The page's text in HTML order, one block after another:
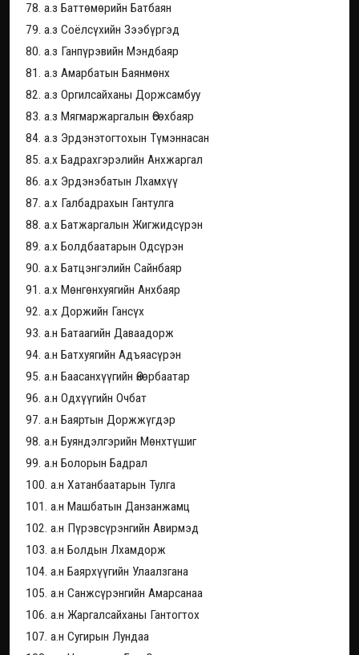
78. а.з Баттөмөрийн Батбаян
79. а.з Соёлсүхийн Зээбүргэд
80. а.з Ганпүрэвийн Мэндбаяр
81. а.з Амарбатын Баянмөнх
82. а.з Оргилсайханы Доржсамбуу
83. а.з Мягмаржаргалын Өсөхбаяр
84. а.з Эрдэнэтогтохын Түмэннасан
85. а.х Бадрахгэрэлийн Анхжаргал
86. а.х Эрдэнэбатын Лхамхүү
87. а.х Галбадрахын Гантулга
88. а.х Батжаргалын Жигжидсүрэн
89. а.х Болдбаатарын Одсүрэн
90. а.х Батцэнгэлийн Сайнбаяр
91. а.х Мөнгөнхуягийн Анхбаяр
92. а.х Доржийн Гансүх
93. а.н Батаагийн Даваадорж
94. а.н Батхуягийн Адъяасүрэн
95. а.н Баасанхүүгийн Өнөрбаатар
96. а.н Одхүүгийн Очбат
97. а.н Баяртын Доржжүгдэр
98. а.н Буяндэлгэрийн Мөнхтүшиг
99. а.н Болорын Бадрал
100. а.н Хатанбаатарын Тулга
101. а.н Машбатын Данзанжамц
102. а.н Пүрэвсүрэнгийн Авирмэд
103. а.н Болдын Лхамдорж
104. а.н Баярхүүгийн Улаалзгана
105. а.н Санжсүрэнгийн Амарсанаа
106. а.н Жаргалсайханы Гантогтох
107. а.н Сугирын Лундаа